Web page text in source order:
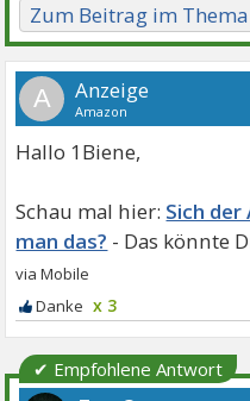
Zum Beitrag im Thema
A
Hallo 1Biene,
Sich
man das?
x 3
✔ Empfohlene Antwort